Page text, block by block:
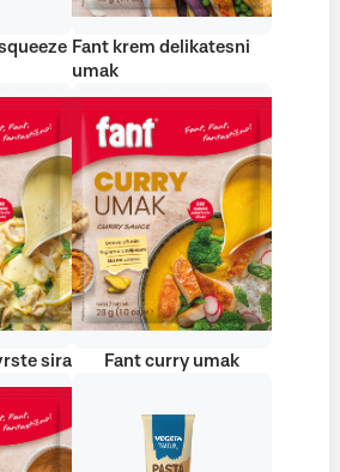
Fant krem delikatesni
umak
sira Fant curry umak